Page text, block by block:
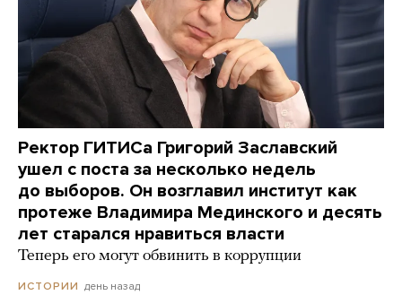
Ректор ГИТИСа Григорий Заславский
ушел с поста за несколько недель
до выборов. Он возглавил институт как
протеже Владимира Мединского и десять
лет старался нравиться власти
Теперь его могут обвинить в коррупции
ИСТОРИИ день назад